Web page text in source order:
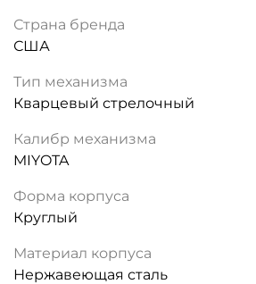
Страна бренда
США
Тип механизма
Кварцевый стрелочный
Калибр механизма
MIYOTA
Форма корпуса
Круглый
Материал корпуса
Нержавеющая сталь